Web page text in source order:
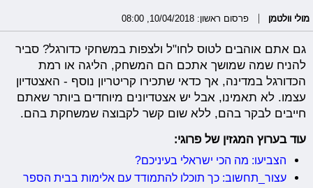
מולי וולטמן פרסום ראשון: 10/04/2018, 08:00
גם אתם אוהבים לטוס לחו"ל ולצפות במשחקי כדורגל? סביר
להניח שמה שמושך אתכם הם המשחק, הליגה או רמת
הכדורגל במדינה, אך כדאי שתכירו קריטריון נוסף - האצטדיון
עצמו. לא תאמינו, אבל יש אצטדיונים מיוחדים ביותר שאתם
חייבים לבקר בהם, ללא שום קשר לקבוצה שמשחקת בהם.
עוד בערוץ המגזין של פרוגי:
הצביעו: מה הכי ישראלי בעיניכם?
עצור_תחשוב: כך תוכלו להתמודד עם אלימות בבית הספר